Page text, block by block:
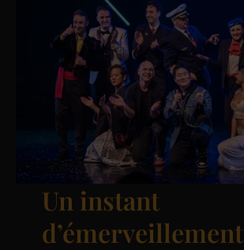
Un instant
d’émerveillement